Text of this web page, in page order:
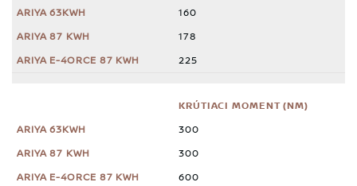
160
178
225
KRÚTIACI MOMENT (NM)
300
300
600